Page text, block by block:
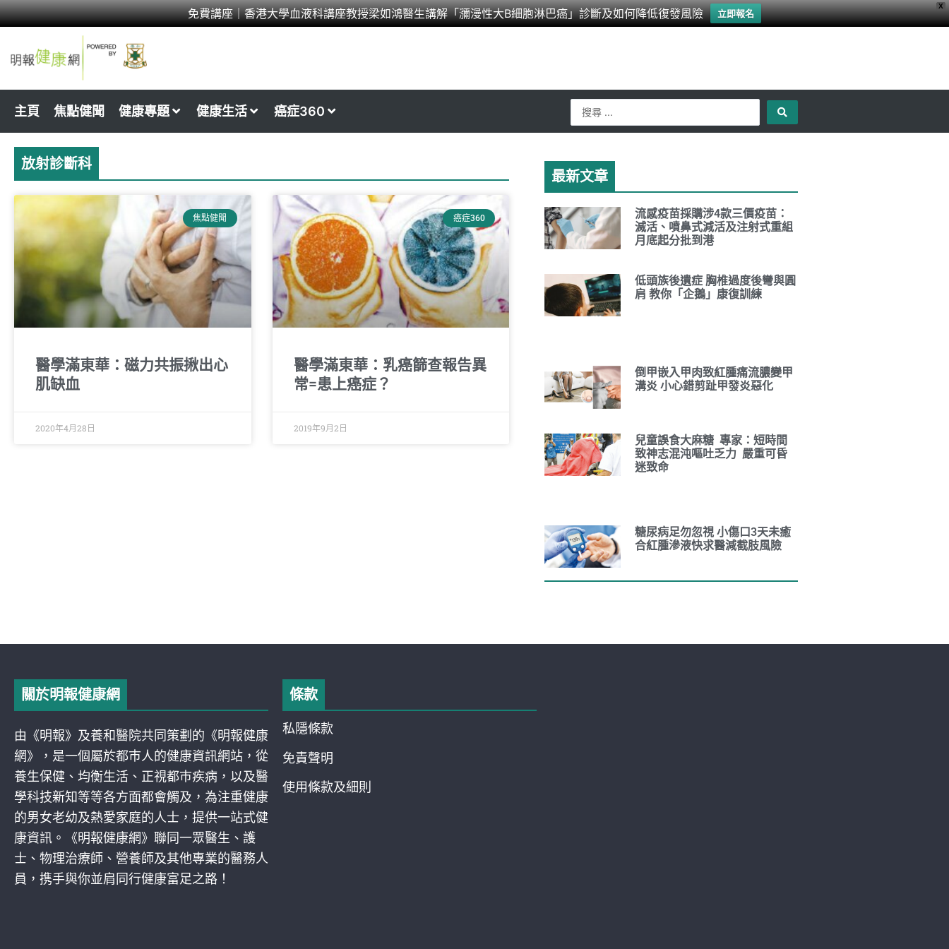
X
免費講座｜香港大學血液科講座教授梁如鴻醫生講解「瀰漫性大B細胞淋巴癌」診斷及如何降低復發風險 立即報名
Skip
to
content
主頁 焦點健聞 健康專題 健康生活 癌症360
Search
...
放射診斷科
焦點健聞
醫學滿東華：磁力共振揪出心
肌缺血
2020年4月28日
癌症360
醫學滿東華：乳癌篩查報告異
常=患上癌症？
2019年9月2日
最新文章
流感疫苗採購涉4款三價疫苗：
滅活、噴鼻式減活及注射式重組
月底起分批到港
低頭族後遺症 胸椎過度後彎與圓
肩 教你「企鵝」康復訓練
倒甲嵌入甲肉致紅腫痛流膿變甲
溝炎 小心錯剪趾甲發炎惡化
兒童誤食大麻糖 專家：短時間
致神志混沌嘔吐乏力 嚴重可昏
迷致命
糖尿病足勿忽視 小傷口3天未癒
合紅腫滲液快求醫減截肢風險
關於明報健康網
由《明報》及養和醫院共同策劃的《明報健康
網》，是一個屬於都巿人的健康資訊網站，從
養生保健、均衡生活、正視都巿疾病，以及醫
學科技新知等等各方面都會觸及，為注重健康
的男女老幼及熱愛家庭的人士，提供一站式健
康資訊。《明報健康網》聯同一眾醫生、護
士、物理治療師、營養師及其他專業的醫務人
員，携手與你並肩同行健康富足之路！
條款
私隱條款
免責聲明
使用條款及細則